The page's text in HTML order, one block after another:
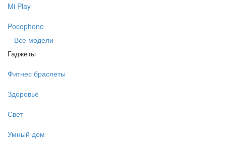
Mi Play
Pocophone
Все модели
Гаджеты
Фитнес браслеты
Здоровье
Свет
Умный дом